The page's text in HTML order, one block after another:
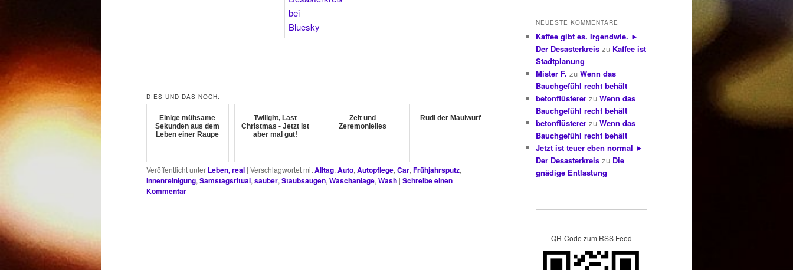
DIES UND DAS NOCH:
Einige mühsame
Sekunden aus dem
Leben einer Raupe
Twilight, Last
Christmas - Jetzt ist
aber mal gut!
Zeit und
Zeremonielles
Rudi der Maulwurf
Veröffentlicht unter Leben, real | Verschlagwortet mitAlltag, Auto, Autopflege, Car, Frühjahrsputz,
Innenreinigung, Samstagsritual, sauber, Staubsaugen, Waschanlage, Wash | Schreibe einen
Kommentar
NEUESTE KOMMENTARE
Kaffee gibt es. Irgendwie. ►
Der Desasterkreis zu Kaffee ist
Stadtplanung
Mister F. zu Wenn das
Bauchgefühl recht behält
betonflüsterer zu Wenn das
Bauchgefühl recht behält
betonflüsterer zu Wenn das
Bauchgefühl recht behält
Jetzt ist teuer eben normal ►
Der Desasterkreis zu Die
gnädige Entlastung
QR-Code zum RSS Feed